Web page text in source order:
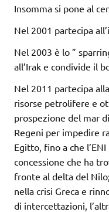
Insomma si pone al
Nel 2001 partecipa
Nel 2003 è lo ”
all’Irak e condivide il
Nel 2011 partecipa
risorse petrolifere e
prospezione del mar
Regeni per impedire
Egitto, fino a che
concessione che ha
fronte al delta del
nella crisi Greca e
di intercettazioni,